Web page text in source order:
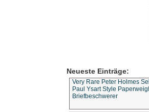
Neueste Einträge:
Very Rare Peter Holmes
Paul Ysart Style
Briefbeschwerer